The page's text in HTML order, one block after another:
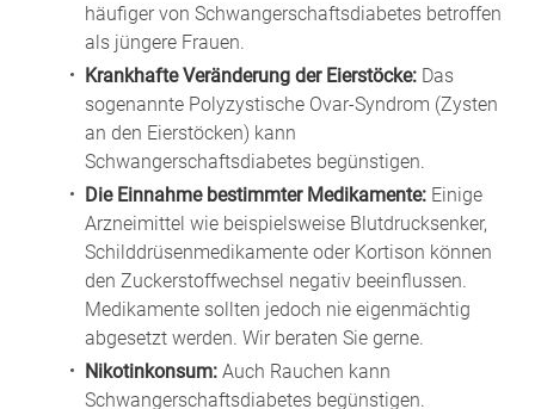
häufiger von Schwangerschaftsdiabetes betroffen
als jüngere Frauen.
Krankhafte Veränderung der Eierstöcke: Das
sogenannte Polyzystische Ovar-Syndrom (Zysten
an den Eierstöcken) kann
Schwangerschaftsdiabetes begünstigen.
Die Einnahme bestimmter Medikamente: Einige
Arzneimittel wie beispielsweise Blutdrucksenker,
Schilddrüsenmedikamente oder Kortison können
den Zuckerstoffwechsel negativ beeinflussen.
Medikamente sollten jedoch nie eigenmächtig
abgesetzt werden. Wir beraten Sie gerne.
Nikotinkonsum: Auch Rauchen kann
Schwangerschaftsdiabetes begünstigen.